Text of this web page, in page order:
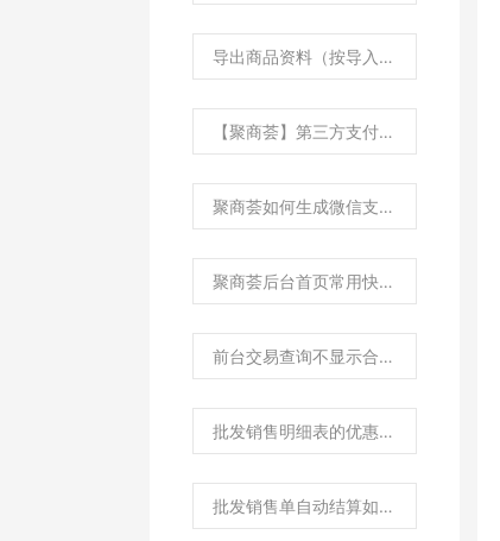
导出商品资料（按导入模板）导入到其他聚商荟商编中操作流程？
【聚商荟】第三方支付明细表与聚好付报表对账？
聚商荟如何生成微信支付后商家电子小票？
聚商荟后台首页常用快捷图标如何设置？
前台交易查询不显示合计金额？
批发销售明细表的优惠金额是如何计算的？
批发销售单自动结算如何设置？